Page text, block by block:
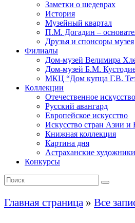
Заметки о шедеврах
История
Музейный квартал
П.М. Догадин –
Друзья и спонсоры музея
Филиалы
Дом-музей Велимира
Дом-музей Б.М.
МКЦ “Дом купца Г.В.
Коллекции
Отечественное
Русский авангард
Европейское искусство
Искусство стран Азии и
Книжная коллекция
Картина дня
Астраханские художники
Конкурсы
Главная страница » Все